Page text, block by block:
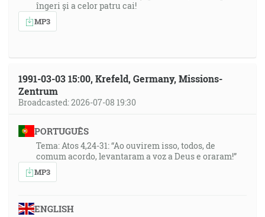
îngeri și a celor patru cai!
MP3
1991-03-03 15:00, Krefeld, Germany, Missions-
Zentrum
Broadcasted: 2026-07-08 19:30
PORTUGUÊS
Tema: Atos 4,24-31: “Ao ouvirem isso, todos, de
comum acordo, levantaram a voz a Deus e oraram!”
MP3
ENGLISH